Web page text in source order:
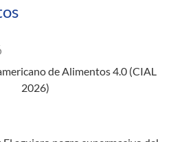
de Alimentos 4.0 (CIAL
2026)